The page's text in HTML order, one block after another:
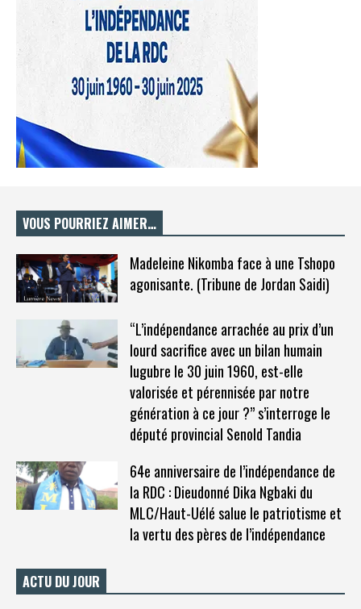
VOUS POURRIEZ AIMER…
Madeleine Nikomba face à une Tshopo
agonisante. (Tribune de Jordan Saidi)
“L’indépendance arrachée au prix d’un
lourd sacrifice avec un bilan humain
lugubre le 30 juin 1960, est-elle
valorisée et pérennisée par notre
génération à ce jour ?” s’interroge le
député provincial Senold Tandia
64e anniversaire de l’indépendance de
la RDC : Dieudonné Dika Ngbaki du
MLC/Haut-Uélé salue le patriotisme et
la vertu des pères de l’indépendance
ACTU DU JOUR